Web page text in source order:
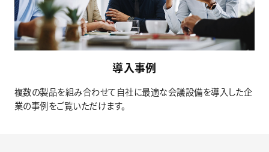
導入事例
複数の製品を組み合わせて自社に最適な会議設備を導入した企
業の事例をご覧いただけます。